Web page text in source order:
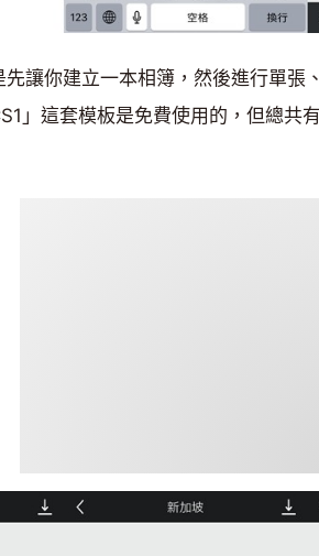
讓你建立一本相簿，然後進行單張
」這套模板是免費使用的，但總共